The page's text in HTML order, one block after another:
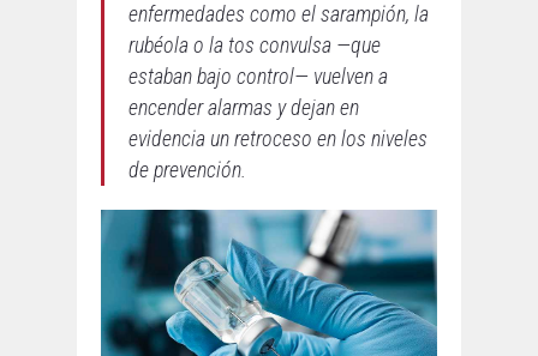
enfermedades como el sarampión, la
rubéola o la tos convulsa —que
estaban bajo control— vuelven a
encender alarmas y dejan en
evidencia un retroceso en los niveles
de prevención.